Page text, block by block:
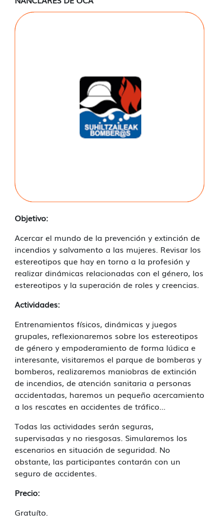
Objetivo:
Acercar el mundo de la prevención y extinción de
incendios y salvamento a las mujeres. Revisar los
estereotipos que hay en torno a la profesión y
realizar dinámicas relacionadas con el género, los
estereotipos y la superación de roles y creencias.
Actividades:
Entrenamientos físicos, dinámicas y juegos
grupales, reflexionaremos sobre los estereotipos
de género y empoderamiento de forma lúdica e
interesante, visitaremos el parque de bomberas y
bomberos, realizaremos maniobras de extinción
de incendios, de atención sanitaria a personas
accidentadas, haremos un pequeño acercamiento
a los rescates en accidentes de tráfico…
Todas las actividades serán seguras,
supervisadas y no riesgosas. Simularemos los
escenarios en situación de seguridad. No
obstante, las participantes contarán con un
seguro de accidentes.
Precio:
Gratuíto.